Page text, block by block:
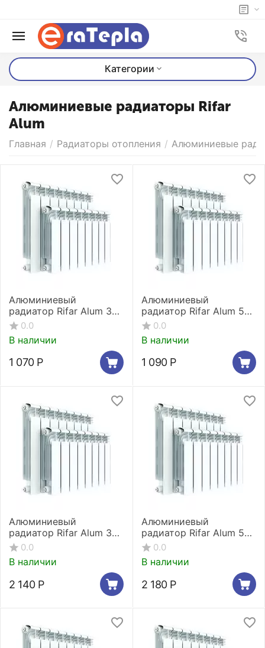
Категории
Алюминиевые радиаторы Rifar
Alum
Главная / Радиаторы отопления / Алюминиевые
Алюминиевый
радиатор Rifar Alum 350
1 секция
0.0
В наличии
1 070 Р
Алюминиевый
радиатор Rifar Alum 500
1 секция
0.0
В наличии
1 090 Р
Алюминиевый
радиатор Rifar Alum 350
2 секции
0.0
В наличии
2 140 Р
Алюминиевый
радиатор Rifar Alum 500
2 секции
0.0
В наличии
2 180 Р